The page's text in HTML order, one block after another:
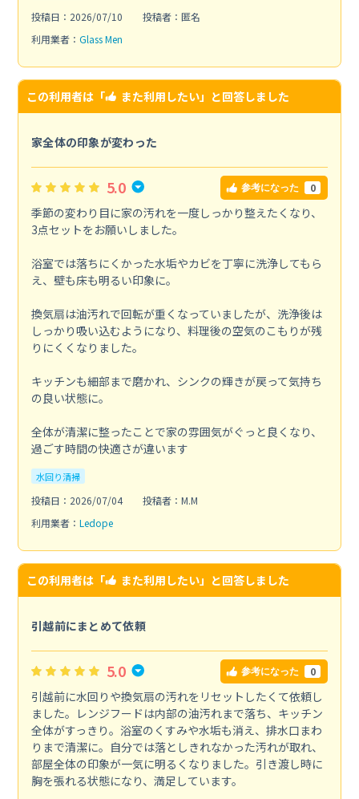
投稿日：2026/07/10
投稿者：匿名
利用業者： Glass Men
この利用者は「 また利用したい」と回答しました
家全体の印象が変わった
5.0 参考になった 0
季節の変わり目に家の汚れを一度しっかり整えたくなり、
3点セットをお願いしました。
浴室では落ちにくかった水垢やカビを丁寧に洗浄してもら
え、壁も床も明るい印象に。
換気扇は油汚れで回転が重くなっていましたが、洗浄後は
しっかり吸い込むようになり、料理後の空気のこもりが残
りにくくなりました。
キッチンも細部まで磨かれ、シンクの輝きが戻って気持ち
の良い状態に。
全体が清潔に整ったことで家の雰囲気がぐっと良くなり、
過ごす時間の快適さが違います
水回り清掃
投稿日：2026/07/04
投稿者：M.M
利用業者： Ledope
この利用者は「 また利用したい」と回答しました
引越前にまとめて依頼
5.0 参考になった 0
引越前に水回りや換気扇の汚れをリセットしたくて依頼し
ました。レンジフードは内部の油汚れまで落ち、キッチン
全体がすっきり。浴室のくすみや水垢も消え、排水口まわ
りまで清潔に。自分では落としきれなかった汚れが取れ、
部屋全体の印象が一気に明るくなりました。引き渡し時に
胸を張れる状態になり、満足しています。